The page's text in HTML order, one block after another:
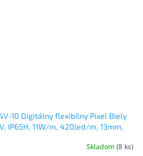
10 Digitálny flexibílny Pixel Biely
IP65H, 11W/m, 420led/m, 13mm,
Skladom (8 ks)